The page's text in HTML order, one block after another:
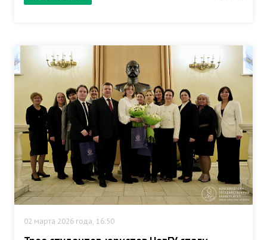
02 марта 2026 года, 16:50